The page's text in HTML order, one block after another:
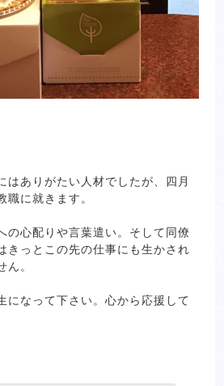
はありがたい人材でしたが、四月
職に就きます。
の心配りや言葉遣い。そして同僚
きっとこの先の仕事にも生かされ
ん。
になって下さい。心から応援して